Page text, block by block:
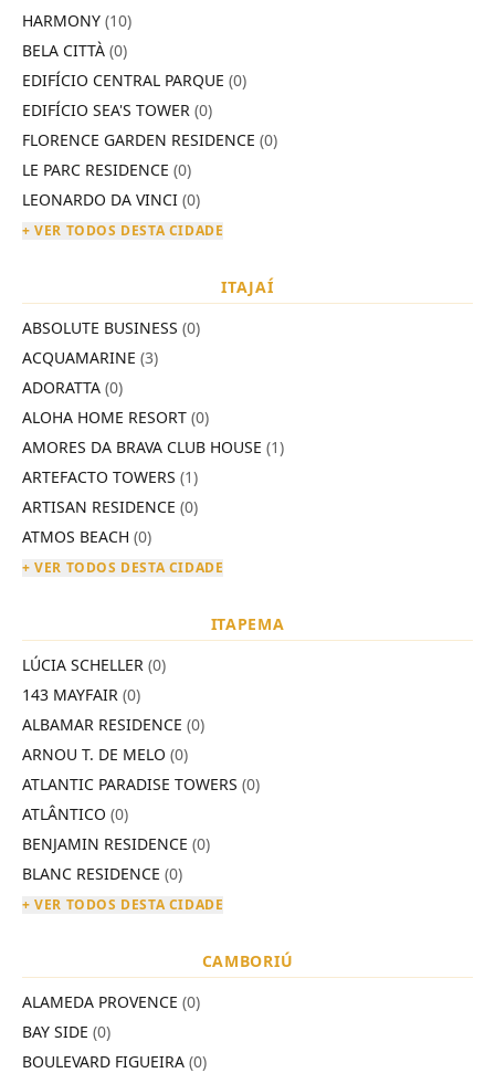
HARMONY (10)
BELA CITTÀ (0)
EDIFÍCIO CENTRAL PARQUE (0)
EDIFÍCIO SEA'S TOWER (0)
FLORENCE GARDEN RESIDENCE (0)
LE PARC RESIDENCE (0)
LEONARDO DA VINCI (0)
+ VER TODOS DESTA CIDADE
ITAJAÍ
ABSOLUTE BUSINESS (0)
ACQUAMARINE (3)
ADORATTA (0)
ALOHA HOME RESORT (0)
AMORES DA BRAVA CLUB HOUSE (1)
ARTEFACTO TOWERS (1)
ARTISAN RESIDENCE (0)
ATMOS BEACH (0)
+ VER TODOS DESTA CIDADE
ITAPEMA
LÚCIA SCHELLER (0)
143 MAYFAIR (0)
ALBAMAR RESIDENCE (0)
ARNOU T. DE MELO (0)
ATLANTIC PARADISE TOWERS (0)
ATLÂNTICO (0)
BENJAMIN RESIDENCE (0)
BLANC RESIDENCE (0)
+ VER TODOS DESTA CIDADE
CAMBORIÚ
ALAMEDA PROVENCE (0)
BAY SIDE (0)
BOULEVARD FIGUEIRA (0)